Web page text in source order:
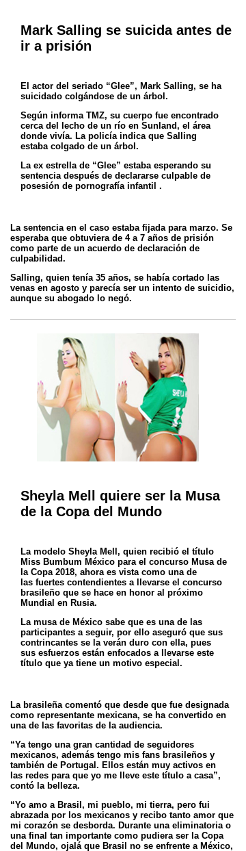
Mark Salling se suicida antes de
ir a prisión
El actor del seriado “Glee”, Mark Salling, se ha
suicidado colgándose de un árbol.
Según informa TMZ, su cuerpo fue encontrado
cerca del lecho de un río en Sunland, el área
donde vivía. La policía indica que Salling
estaba colgado de un árbol.
La ex estrella de “Glee” estaba esperando su
sentencia después de declararse culpable de
posesión de pornografía infantil .
La sentencia en el caso estaba fijada para marzo. Se
esperaba que obtuviera de 4 a 7 años de prisión
como parte de un acuerdo de declaración de
culpabilidad.
Salling, quien tenía 35 años, se había cortado las
venas en agosto y parecía ser un intento de suicidio,
aunque su abogado lo negó.
Sheyla Mell quiere ser la Musa
de la Copa del Mundo
La modelo Sheyla Mell, quien recibió el título
Miss Bumbum México para el concurso Musa de
la Copa 2018, ahora es vista como una de
las fuertes contendientes a llevarse el concurso
brasileño que se hace en honor al próximo
Mundial en Rusia.
La musa de México sabe que es una de las
participantes a seguir, por ello aseguró que sus
contrincantes se la verán duro con ella, pues
sus esfuerzos están enfocados a llevarse este
título que ya tiene un motivo especial.
La brasileña comentó que desde que fue designada
como representante mexicana, se ha convertido en
una de las favoritas de la audiencia.
“Ya tengo una gran cantidad de seguidores
mexicanos, además tengo mis fans brasileños y
también de Portugal. Ellos están muy activos en
las redes para que yo me lleve este título a casa”,
contó la belleza.
“Yo amo a Brasil, mi pueblo, mi tierra, pero fui
abrazada por los mexicanos y recibo tanto amor que
mi corazón se desborda. Durante una eliminatoria o
una final tan importante como pudiera ser la Copa
del Mundo, ojalá que Brasil no se enfrente a México,